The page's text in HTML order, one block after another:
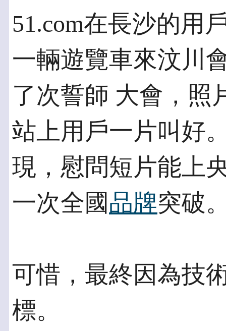
51.com在長沙的用
一輛遊覽車來汶川
了次誓師 大會，照
站上用戶一片叫好
現，慰問短片能上
一次全國 品牌突破
可惜，最終因為技
標。